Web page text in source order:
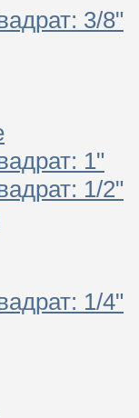
3/8"
1"
1/2"
1/4"